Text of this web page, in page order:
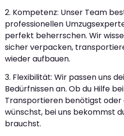
2. Kompetenz: Unser Team
professionellen
perfekt beherrschen. Wir
sicher verpacken,
wieder aufbauen.
3. Flexibilität: Wir passen uns
Bedürfnissen an. Ob du Hilfe
Transportieren benötigst
wünschst, bei uns bekommst
brauchst.